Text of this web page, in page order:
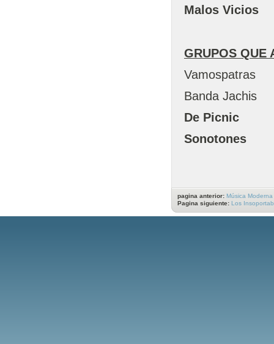
Malos Vicios
GRUPOS QUE
Vamospatras
Banda Jachis
De Picnic
Sonotones
pagina anterior: Música Moderna
Pagina siguiente: Los